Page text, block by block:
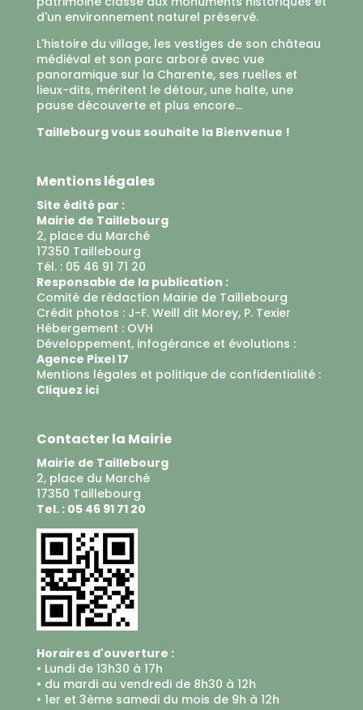
d'un environnement naturel préservé.
L'histoire du village, les vestiges de son château
médiéval et son parc arboré avec vue
panoramique sur la Charente, ses ruelles et
lieux-dits, méritent le détour, une halte, une
pause découverte et plus encore...
Taillebourg vous souhaite la Bienvenue !
Mentions légales
Site édité par :
Mairie de Taillebourg
2, place du Marché
17350 Taillebourg
Tél. : 05 46 91 71 20
Responsable de la publication :
Comité de rédaction Mairie de Taillebourg
Crédit photos : J-F. Weill dit Morey, P. Texier
Hébergement : OVH
Développement, infogérance et évolutions :
Agence Pixel 17
Mentions légales et politique de confidentialité :
Cliquez ici
Contacter la Mairie
Mairie de Taillebourg
2, place du Marché
17350 Taillebourg
Tel. : 05 46 91 71 20
Horaires d'ouverture :
• Lundi de 13h30 à 17h
• du mardi au vendredi de 8h30 à 12h
• 1er et 3ème samedi du mois de 9h à 12h